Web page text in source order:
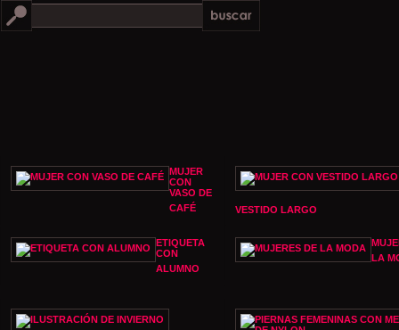
MUJER
CON
VASO DE
CAFÉ
VESTIDO LARGO
ETIQUETA
CON
ALUMNO
LA